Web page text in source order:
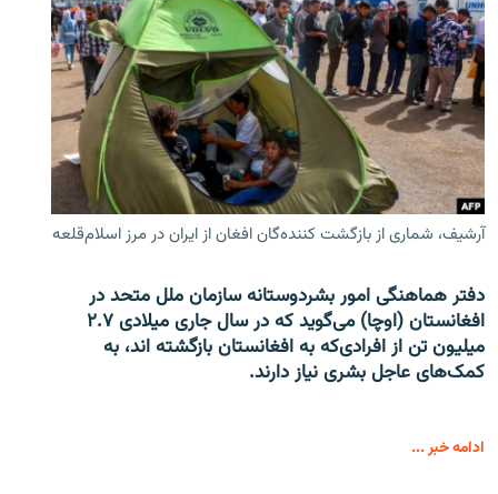
آرشیف، شماری از بازگشت کننده‌گان افغان از ایران در مرز اسلام‌قلعه
دفتر هماهنگی امور بشردوستانه سازمان ملل متحد در
افغانستان (اوچا) می‌گوید که در سال جاری میلادی ۲.۷
میلیون تن از افرادی‌که به افغانستان بازگشته اند، به
کمک‌های عاجل بشری نیاز دارند.
ادامه خبر ...